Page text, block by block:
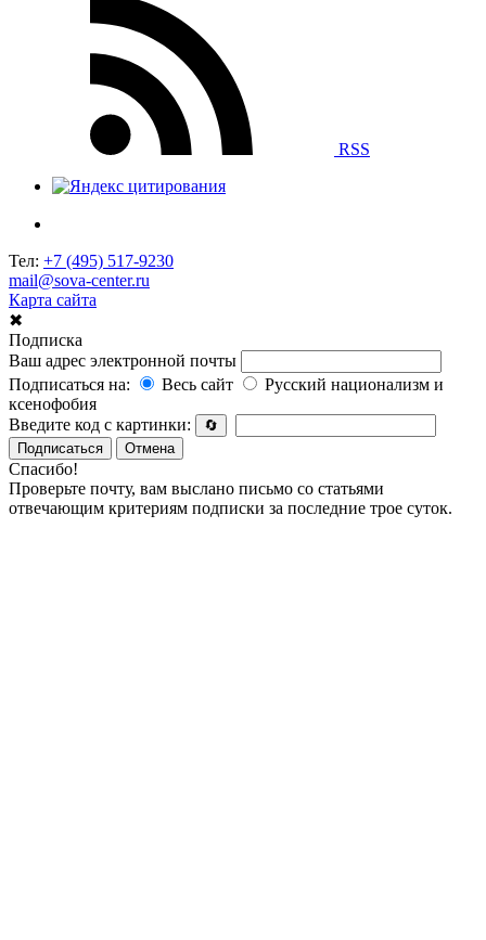
RSS
Тел: +7 (495) 517-9230
mail@sova-center.ru
Карта сайта
✖
Подписка
Ваш адрес электронной почты
Подписаться на:
Весь сайт
Русский национализм и
ксенофобия
Введите код с картинки:
🔄
Подписаться
Отмена
Спасибо!
Проверьте почту, вам выслано письмо со статьями
отвечающим критериям подписки за последние трое суток.